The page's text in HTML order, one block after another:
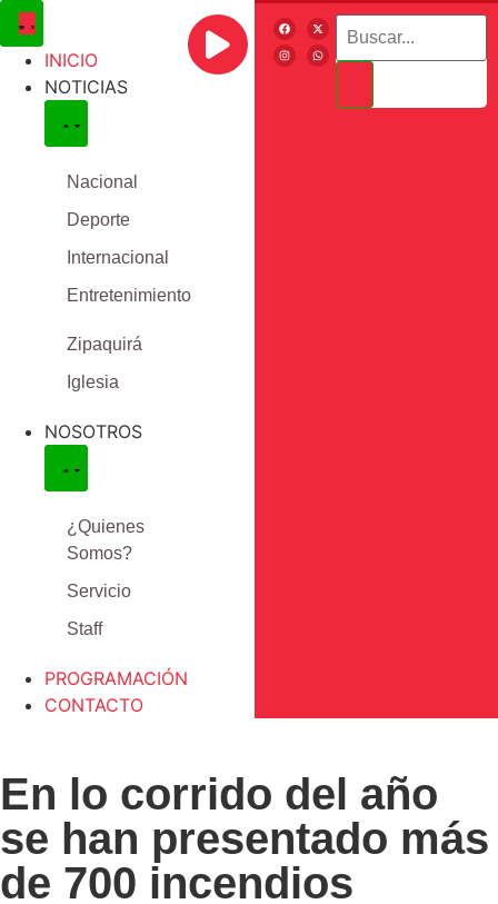
INICIO
NOTICIAS
Nacional
Deporte
Internacional
Entretenimiento
Zipaquirá
Iglesia
NOSOTROS
¿Quienes
Somos?
Servicio
Staff
PROGRAMACIÓN
CONTACTO
En lo corrido del año
se han presentado más
de 700 incendios